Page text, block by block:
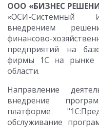
ООО «БИЗНЕС
«ОСИ-Системный
внедрением
финансово-
предприятий на
фирмы 1С на рынке
области.
Направление
внедрение
платформе
обслуживание